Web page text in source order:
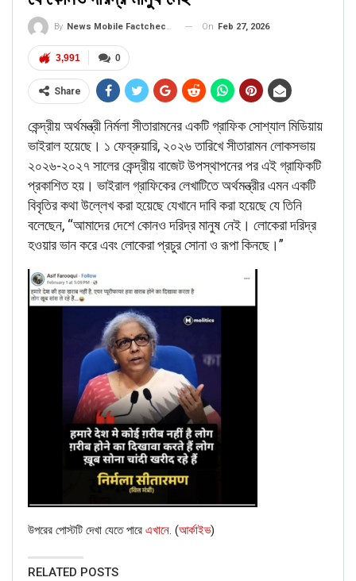
By News Mobile Factcheck Bureau On Feb 27, 2026
0
3,991
Share
কেন্দ্রীয় অর্থমন্ত্রী নির্মলা সীতারামনের একটি গ্রাফিক সোশ্যাল মিডিয়ায়
ভাইরাল হয়েছে। ১ ফেব্রুয়ারি, ২০২৬ তারিখে সীতারামন লোকসভায়
২০২৬-২০২৭ সালের কেন্দ্রীয় বাজেট উপস্থাপনের পর এই গ্রাফিকটি
প্রকাশিত হয়। ভাইরাল গ্রাফিকের লেখাটিতে অর্থমন্ত্রীর এমন একটি
বিবৃতির কথা উল্লেখ করা হয়েছে যেখানে দাবি করা হয়েছে যে তিনি
বলেছেন, “আমাদের দেশে কোনও দরিদ্র মানুষ নেই। লোকেরা দরিদ্র
হওয়ার ভান করে এবং লোকেরা প্রচুর সোনা ও রূপা কিনছে।”
উপরের পোস্টটি দেখা যেতে পারে এখানে. (আর্কাইভ)
RELATED POSTS